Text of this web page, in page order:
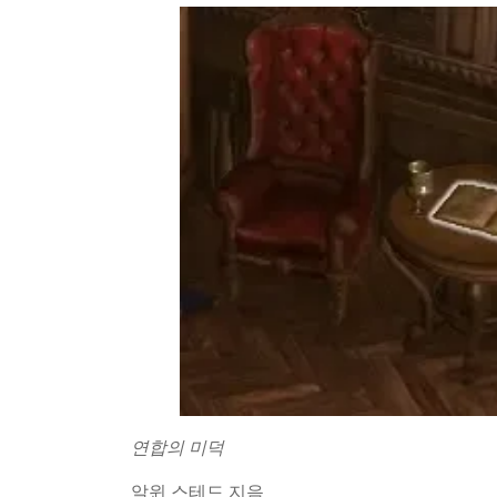
연합의 미덕
알윈 스테드 지음